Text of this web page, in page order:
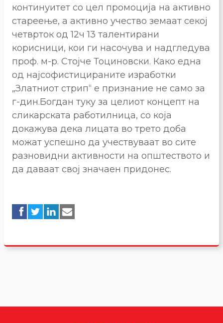
континуитет со цел промоција на активно
стареење, а активно учество земаат секој
четврток од 12ч 13 талентирани
корисници, кои ги насочува и надгледува
проф. м-р. Стојче Тоциновски. Како една
од најсофистицираните изработки
„Златниот стрип“ е признание не само за
г-дин.Богдан туку за целиот концепт на
сликарската работилница, со која
докажува дека лицата во трето доба
можат успешно да учествуваат во сите
разновидни активности на општеството и
да даваат свој значаен придонес.